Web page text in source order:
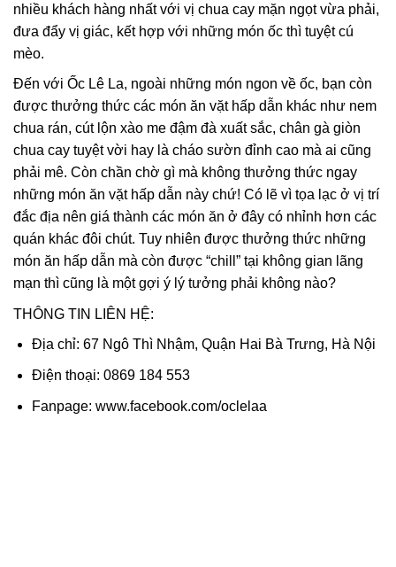
nhiều khách hàng nhất với vị chua cay mặn ngọt vừa phải,
đưa đẩy vị giác, kết hợp với những món ốc thì tuyệt cú
mèo.
Đến với Ốc Lê La, ngoài những món ngon về ốc, bạn còn
được thưởng thức các món ăn vặt hấp dẫn khác như nem
chua rán, cút lộn xào me đậm đà xuất sắc, chân gà giòn
chua cay tuyệt vời hay là cháo sườn đỉnh cao mà ai cũng
phải mê. Còn chần chờ gì mà không thưởng thức ngay
những món ăn vặt hấp dẫn này chứ! Có lẽ vì tọa lạc ở vị trí
đắc địa nên giá thành các món ăn ở đây có nhỉnh hơn các
quán khác đôi chút. Tuy nhiên được thưởng thức những
món ăn hấp dẫn mà còn được “chill” tại không gian lãng
mạn thì cũng là một gợi ý lý tưởng phải không nào?
THÔNG TIN LIÊN HỆ:
Địa chỉ: 67 Ngô Thì Nhậm, Quận Hai Bà Trưng, Hà Nội
Điện thoại: 0869 184 553
Fanpage: www.facebook.com/oclelaa